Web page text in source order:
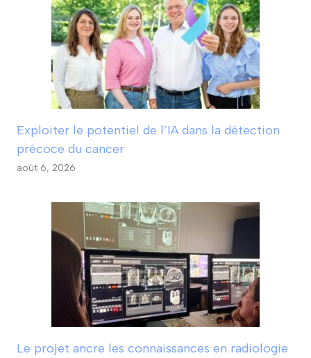
Exploiter le potentiel de l’IA dans la détection
précoce du cancer
août 6, 2026
Le projet ancre les connaissances en radiologie